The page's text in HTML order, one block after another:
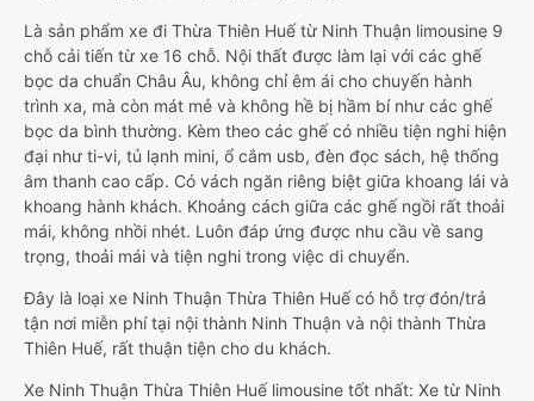
Là sản phẩm xe đi Thừa Thiên Huế từ Ninh Thuận limousine 9
chỗ cải tiến từ xe 16 chỗ. Nội thất được làm lại với các ghế
bọc da chuẩn Châu Âu, không chỉ êm ái cho chuyến hành
trình xa, mà còn mát mẻ và không hề bị hầm bí như các ghế
bọc da bình thường. Kèm theo các ghế có nhiều tiện nghi hiện
đại như ti-vi, tủ lạnh mini, ổ cắm usb, đèn đọc sách, hệ thống
âm thanh cao cấp. Có vách ngăn riêng biệt giữa khoang lái và
khoang hành khách. Khoảng cách giữa các ghế ngồi rất thoải
mái, không nhồi nhét. Luôn đáp ứng được nhu cầu về sang
trọng, thoải mái và tiện nghi trong việc di chuyển.
Đây là loại xe Ninh Thuận Thừa Thiên Huế có hỗ trợ đón/trả
tận nơi miễn phí tại nội thành Ninh Thuận và nội thành Thừa
Thiên Huế, rất thuận tiện cho du khách.
Xe Ninh Thuận Thừa Thiên Huế limousine tốt nhất: Xe từ Ninh